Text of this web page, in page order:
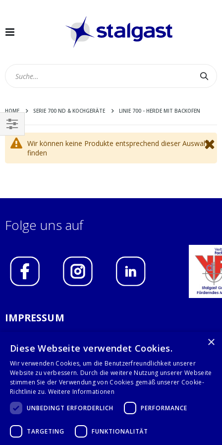
Navigation
HOME SERIE 700 ND & KOCHGERÄTE LINIE 700 - HERDE MIT BACKOFEN
Wir können keine Produkte entsprechend dieser Auswahl
finden
EINKAUFEN
NACH
Folge uns auf
IMPRESSUM
AGB
KONTAKT
Stalgast GmbH
28359 Bremen
×
Diese Webseite verwendet Cookies.
Wir verwenden Cookies, um die Benutzerfreundlichkeit unserer
Website zu verbessern. Durch die weitere Nutzung unserer Webseite
stimmen Sie der Verwendung von Cookies gemäß unserer Cookie-
Richtlinie zu. Weitere Informationen
UNBEDINGT ERFORDERLICH
PERFORMANCE
TARGETING FUNKTIONALITÄT